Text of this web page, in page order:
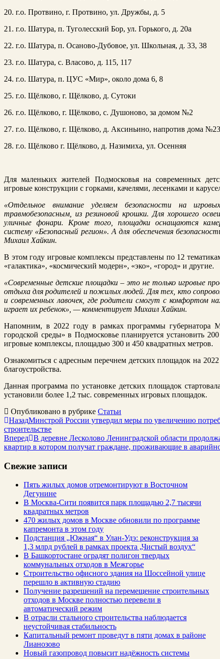
20. г.о. Протвино, г. Протвино, ул. Дружбы, д. 5
21. г.о. Шатура, п. Туголесский Бор, ул. Горького, д. 20а
22. г.о. Шатура, п. Осаново-Дубовое, ул. Школьная, д. 33, 38
23. г.о. Шатура, с. Власово, д. 115, 117
24. г.о. Шатура, п. ЦУС «Мир», около дома 6, 8
25. г.о. Щёлково, г. Щёлково, д. Сутоки
26. г.о. Щёлково, г. Щёлково, с. Душоново, за домом №2
27. г.о. Щёлково, г. Щёлково, д. Аксиньино, напротив дома №23
28. г.о. Щёлково г. Щёлково, д. Назимиха, ул. Осенняя
Для маленьких жителей Подмосковья на современных
игровые конструкции с горками, качелями, лесенками и
«Отдельное внимание уделяем безопасности на
травмобезопасным, из резиновой крошки. Для хорошего
уличные фонари. Кроме того, площадки оснащаются
систему «Безопасный регион». А для обеспечения
Михаил Хайкин.
В этом году игровые комплексы представлены по 12
«галактика», «космический модерн», «эко», «город» и другие.
«Современные детские площадки – это не только игровые
отдыха для родителей и пожилых людей. Для тех, кто
и современных лавочек, где родители смогут с комфортом
играет их ребенок», — комментирует Михаил Хайкин.
Напомним, в 2022 году в рамках программы губернатора
городской среды» в Подмосковье планируется установить
игровые комплексы, площадью 300 и 450 квадратных метров.
Ознакомиться с адресным перечнем детских площадок на
благоустройства.
Данная программа по установке детских площадок
установили более 1,2 тыс. современных игровых площадок.
Опубликовано в рубрике Статьи
НазадМинстрой России утвердил меры по увеличению
строительстве
Вперед В деревне Лесколово Ленинградской области
квартир в котором получат граждане, проживающие в
Свежие записи
Пять жилых домов отремонтируют в Восточном
Дегунине
В Москва-Сити появится парк площадью 2,7 тысячи
квадратных метров
470 жилых домов в Москве обновили по программе
капремонта в этом году
Подстанция „Южная“ в Улан‑Удэ: реконструкция за
1,3 млрд рублей в рамках проекта „Чистый воздух“
В Башкортостане оградят полигон твердых
коммунальных отходов в Межгорье
Строительство офисного здания на Шоссейной улице
перешло в активную стадию
Получение разрешений на перемещение строительных
отходов в Москве полностью перевели в
автоматический режим
В отрасли стального строительства наблюдается
неустойчивая стабильность
Капитальный ремонт проведут в пяти домах в районе
Лианозово
Новый газопровод повысит надёжность системы